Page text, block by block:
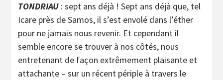
TONDRIAU : sept ans déjà ! Sept ans déjà que, tel
Icare près de Samos, il s’est envolé dans l’éther
pour ne jamais nous revenir. Et cependant il
semble encore se trouver à nos côtés, nous
entretenant de façon extrêmement plaisante et
attachante – sur un récent périple à travers le